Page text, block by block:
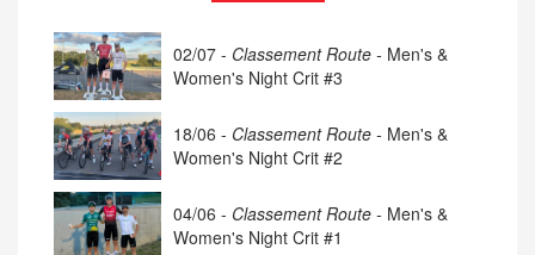
02/07 - Classement Route - Men's &
Women's Night Crit #3
18/06 - Classement Route - Men's &
Women's Night Crit #2
04/06 - Classement Route - Men's &
Women's Night Crit #1